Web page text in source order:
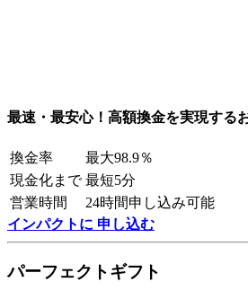
最速・最安心！高額換金を実現する
換金率
最大98.9％
現金化まで 最短5分
営業時間
24時間申し込み可能
インパクトに 申し込む
パーフェクトギフト